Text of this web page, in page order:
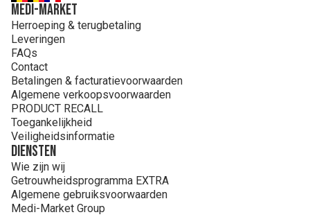
MEDI-MARKET
Herroeping & terugbetaling
Leveringen
FAQs
Contact
Betalingen & facturatievoorwaarden
Algemene verkoopsvoorwaarden
PRODUCT RECALL
Toegankelijkheid
Veiligheidsinformatie
Diensten
Wie zijn wij
Getrouwheidsprogramma EXTRA
Algemene gebruiksvoorwaarden
Medi-Market Group